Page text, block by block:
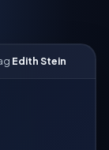
Edith Stein